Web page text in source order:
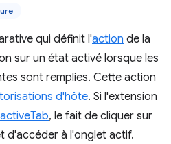
qui définit l'action de la
sur un état activé lorsque les
sont remplies. Cette action
d'hôte. Si l'extension
activeTab, le fait de cliquer sur
d'accéder à l'onglet actif.